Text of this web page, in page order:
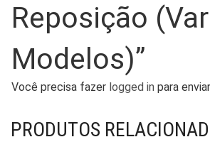
Reposição
Modelos)”
Você precisa fazer logged in para
PRODUTOS